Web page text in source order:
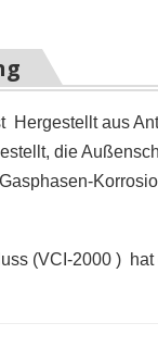
Hergestellt aus
die
(VCI-2000 ) hat